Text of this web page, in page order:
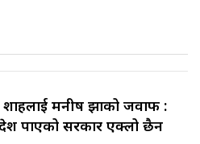
शाहलाई मनीष झाको जवाफ :
पाएको सरकार एक्लो छैन